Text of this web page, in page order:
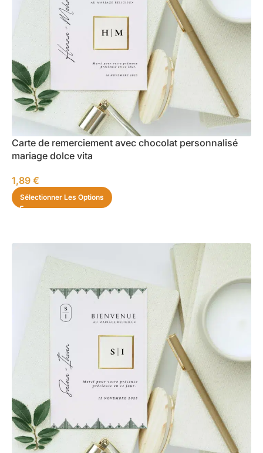
Carte de remerciement avec chocolat personnalisé
mariage dolce vita
1,89 €
Sélectionner Les Options